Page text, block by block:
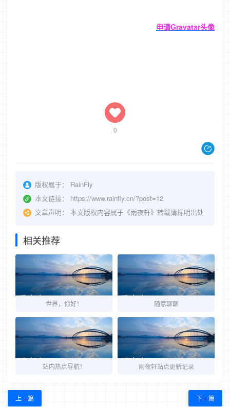
申请Gravatar头像
0
版权属于：
RainFly
本文链接：
https://www.rainfly.cn/?post=12
文章声明：
本文版权内容属于《雨夜轩》转载请标明出处
相关推荐
世界，你好！ 随意聊聊
站内热点导航！ 雨夜轩站点更新记录
上一篇 下一篇